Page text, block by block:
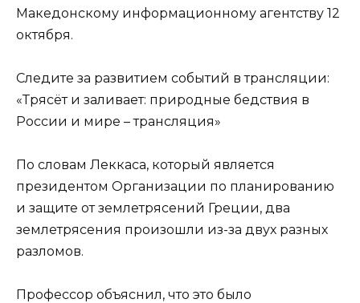
Македонскому информационному агентству 12
октября.
Следите за развитием событий в трансляции:
«Трясёт и заливает: природные бедствия в
России и мире – трансляция»
По словам Леккаса, который является
президентом Организации по планированию
и защите от землетрясений Греции, два
землетрясения произошли из-за двух разных
разломов.
Профессор объяснил, что это было